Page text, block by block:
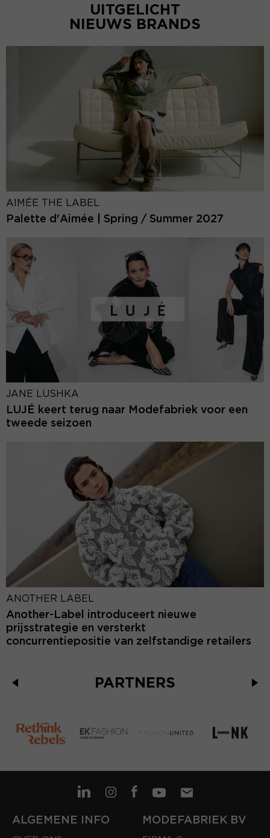
UITGELICHT
NIEUWS BRANDS
AIMÉE THE LABEL
Palette d'Aimée | Spring / Summer 2027
JANE LUSHKA
LUJÉ keert terug naar Modefabriek voor een
tweede seizoen
ANOTHER LABEL
Another-Label introduceert nieuwe
prijsstrategie en versterkt
concurrentiepositie van zelfstandige retailers
PARTNERS
ALGEMENE INFO MODEFABRIEK BV